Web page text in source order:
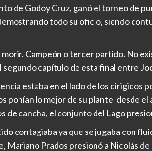
de Godoy Cruz, ganó el torneo de
todo su oficio, siendo
Campeón o tercer partido. No
segundo capítulo de esta final entre
estaba en el lado de los dirigidos
ponían lo mejor de su plantel desde
de cancha, el conjunto del Lago
contagiaba ya que se jugaba con
Mariano Prados presionó a Nicolás